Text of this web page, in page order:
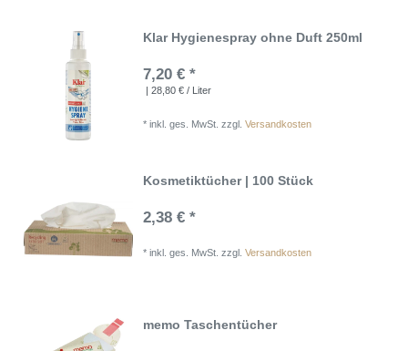
Klar Hygienespray ohne Duft 250ml
7,20 € *
| 28,80 € / Liter
*inkl. ges. MwSt. zzgl.Versandkosten
Kosmetiktücher | 100 Stück
2,38 € *
*inkl. ges. MwSt. zzgl.Versandkosten
memo Taschentücher